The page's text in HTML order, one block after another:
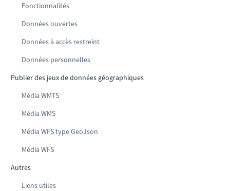
Fonctionnalités
Données ouvertes
Données à accès restreint
Données personnelles
Publier des jeux de données géographiques
Média WMTS
Média WMS
Média WFS type GeoJson
Média WFS
Autres
Liens utiles